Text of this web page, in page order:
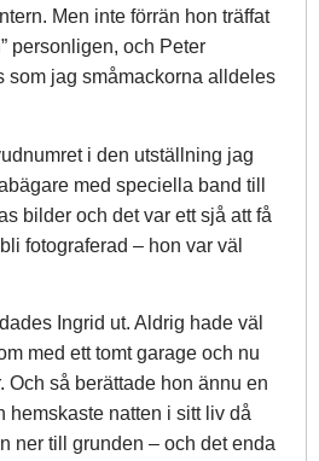
Men inte förrän hon träffat
personligen, och Peter
som jag småmackorna alldeles
i den utställning jag
med speciella band till
bilder och det var ett sjå att få
fotograferad – hon var väl
Ingrid ut. Aldrig hade väl
med ett tomt garage och nu
Och så berättade hon ännu en
hemskaste natten i sitt liv då
ner till grunden – och det enda